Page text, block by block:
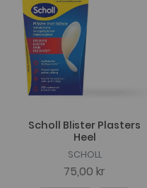
Scholl Blister Plasters
Heel
SCHOLL
75,00 kr